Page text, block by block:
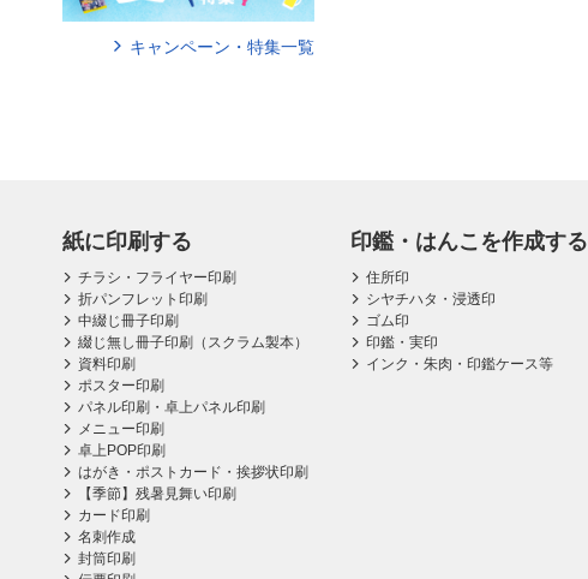
キャンペーン・特集一覧
紙に印刷する
チラシ・フライヤー印刷
折パンフレット印刷
中綴じ冊子印刷
綴じ無し冊子印刷（スクラム製本）
資料印刷
ポスター印刷
パネル印刷・卓上パネル印刷
メニュー印刷
卓上POP印刷
はがき・ポストカード・挨拶状印刷
【季節】残暑見舞い印刷
カード印刷
名刺作成
封筒印刷
印鑑・はんこを作成する
住所印
シヤチハタ・浸透印
ゴム印
印鑑・実印
インク・朱肉・印鑑ケース等